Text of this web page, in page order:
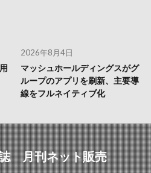
2026年8月4日
マッシュホールディングスがグ
ループのアプリを刷新、主要導
線をフルネイティブ化
月刊ネット販売